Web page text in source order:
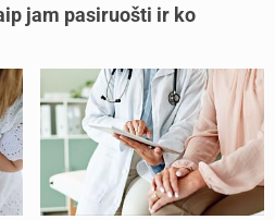
jam pasiruošti ir ko